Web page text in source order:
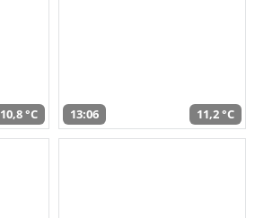
10,8 °C 13:06 11,2 °C